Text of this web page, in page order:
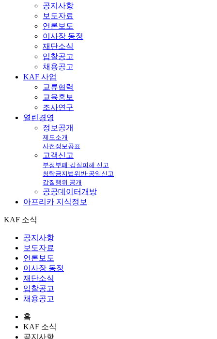
공지사항
보도자료
언론보도
이사장 동정
재단소식
입찰공고
채용공고
KAF 사업
교류협력
교육홍보
조사연구
열린경영
정보공개
제도소개
사전정보공표
고객신고
부정부패·갑질피해 신고
청탁금지법위반·공익신고
갑질행위 공개
공공데이터개방
아프리카 지식정보
KAF 소식
공지사항
보도자료
언론보도
이사장 동정
재단소식
입찰공고
채용공고
홈
KAF 소식
공지사항